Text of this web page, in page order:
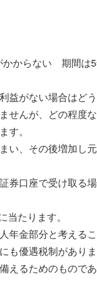
かからない 期間は
益がない場合はどう
せんが、どの程度な
す。
い、その後増加し
券口座で受け取る
たります。
年金部分と考えるこ
も優遇税制がありま
えるためのもので